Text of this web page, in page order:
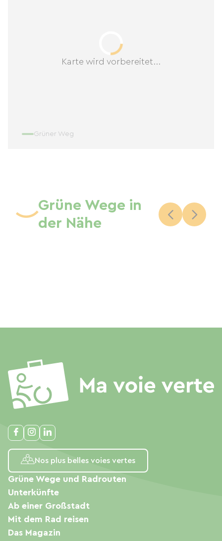
Karte wird vorbereitet...
Grüner Weg
Grüne Wege in
der Nähe
Nos plus belles voies vertes
Grüne Wege und Radrouten
Unterkünfte
Ab einer Großstadt
Mit dem Rad reisen
Das Magazin